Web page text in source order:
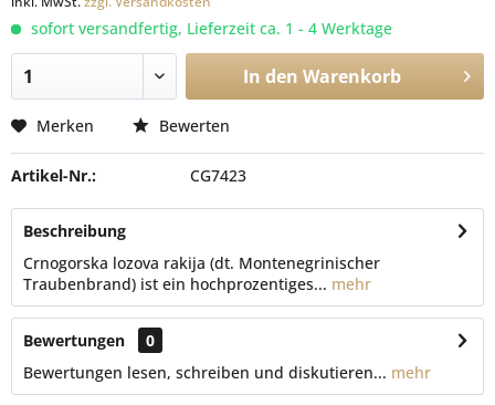
sofort versandfertig, Lieferzeit ca. 1 - 4 Werktage
In den Warenkorb
Merken Bewerten
Artikel-Nr.: CG7423
Beschreibung
Crnogorska lozova rakija (dt. Montenegrinischer
Traubenbrand) ist ein hochprozentiges... mehr
Bewertungen
0
Bewertungen lesen, schreiben und diskutieren... mehr